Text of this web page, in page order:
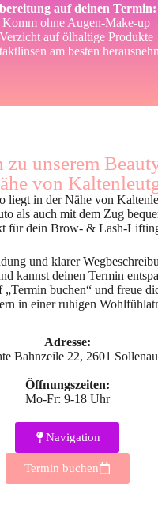
auf deinen Termin:
Komm ohne Augen-Make-up
Verzicht auf ölhaltige Produkte
am besten
zu unserem
von
liegt in der Nähe von
als auch mit dem Zug
für dein Brow- & Lash-
und klarer
kannst deinen Termin
buchen“ und freue
in einer ruhigen
Adresse:
Bahnzeile 22, 2601 Sollenau
Öffnungszeiten:
Mo-Fr: 9-18 Uhr
Navigation
Termin buchen